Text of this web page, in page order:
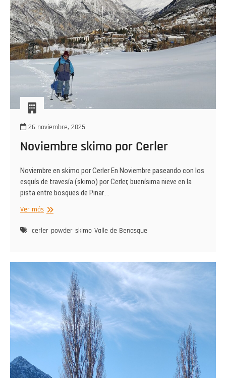
26 noviembre, 2025
Noviembre skimo por Cerler
Noviembre en skimo por Cerler En Noviembre paseando con los
esquís de travesía (skimo) por Cerler, buenísima nieve en la
pista entre bosques de Pinar.…
Ver másNoviembre
por
cerler powder skimo Valle de Benasque